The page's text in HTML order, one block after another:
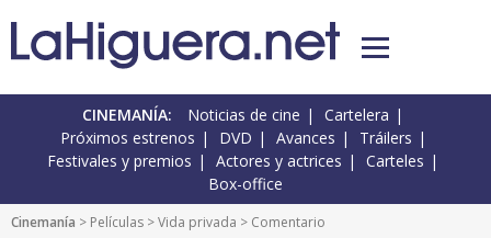
CINEMANÍA: Noticias de cine
Cartelera
Próximos estrenos
DVD Avances
Tráilers
Festivales y premios
Actores y actrices
Carteles
Box-office
Cinemanía > Películas >Vida privada > Comentario